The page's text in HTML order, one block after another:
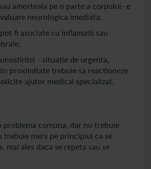
amorteala pe o parte a corpului- e
neurologica imediata;
fi asociate cu inflamatii sau
- situatie de urgenta,
proximitate trebuie sa reactioneze
ajutor medical specializat.
problema comuna, dar nu trebuie
trebuie mers pe principiul ca se
mai ales daca se repeta sau se